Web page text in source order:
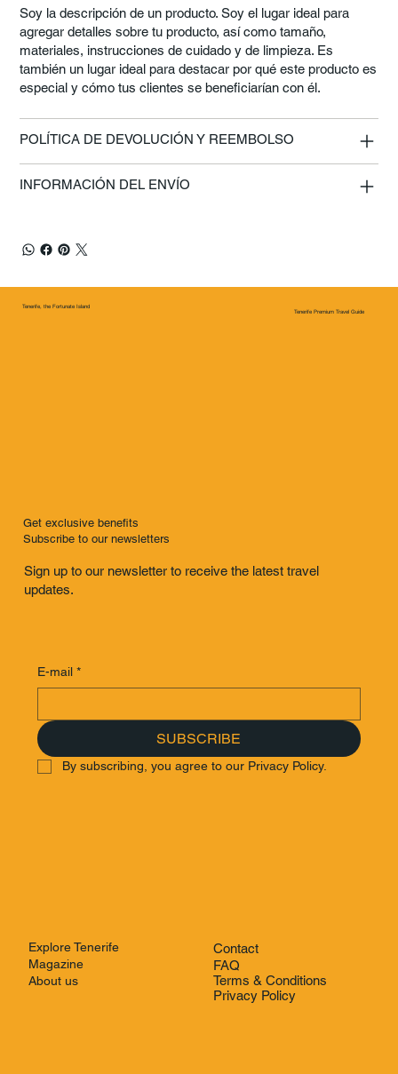
Soy la descripción de un producto. Soy el lugar ideal para
agregar detalles sobre tu producto, así como tamaño,
materiales, instrucciones de cuidado y de limpieza. Es
también un lugar ideal para destacar por qué este producto es
especial y cómo tus clientes se beneficiarían con él.
POLÍTICA DE DEVOLUCIÓN Y REEMBOLSO
INFORMACIÓN DEL ENVÍO
Tenerife, the Fortunate Island
Get exclusive benefits
Subscribe to our newsletters
Sign up to our newsletter to receive the latest travel
updates.
E-mail *
SUBSCRIBE
By subscribing, you agree to our Privacy Policy.
Tenerife Premium Travel Guide
Explore Tenerife
Magazine
About us
Contact
FAQ
Terms & Conditions
Privacy Policy